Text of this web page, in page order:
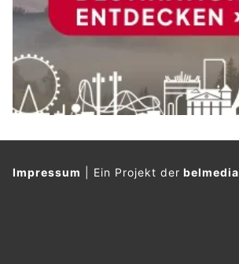
Impressum Ein Projekt derbelmedia